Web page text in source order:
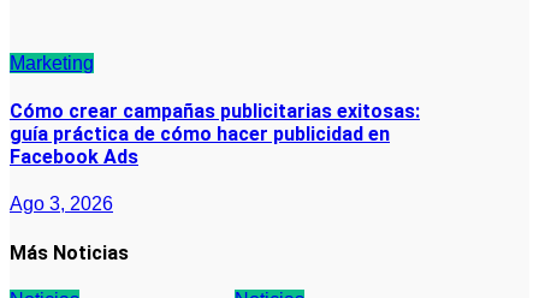
Marketing
Cómo crear campañas publicitarias exitosas:
guía práctica de cómo hacer publicidad en
Facebook Ads
Ago 3, 2026
Más Noticias